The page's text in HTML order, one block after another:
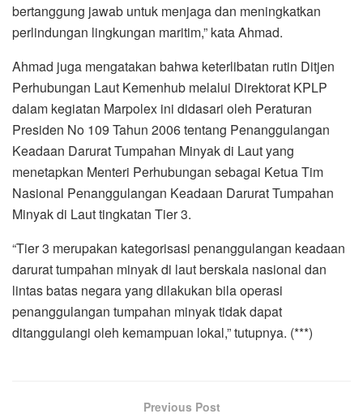
bertanggung jawab untuk menjaga dan meningkatkan
perlindungan lingkungan maritim,” kata Ahmad.
Ahmad juga mengatakan bahwa keterlibatan rutin Ditjen
Perhubungan Laut Kemenhub melalui Direktorat KPLP
dalam kegiatan Marpolex ini didasari oleh Peraturan
Presiden No 109 Tahun 2006 tentang Penanggulangan
Keadaan Darurat Tumpahan Minyak di Laut yang
menetapkan Menteri Perhubungan sebagai Ketua Tim
Nasional Penanggulangan Keadaan Darurat Tumpahan
Minyak di Laut tingkatan Tier 3.
“Tier 3 merupakan kategorisasi penanggulangan keadaan
darurat tumpahan minyak di laut berskala nasional dan
lintas batas negara yang dilakukan bila operasi
penanggulangan tumpahan minyak tidak dapat
ditanggulangi oleh kemampuan lokal,” tutupnya. (***)
Previous Post